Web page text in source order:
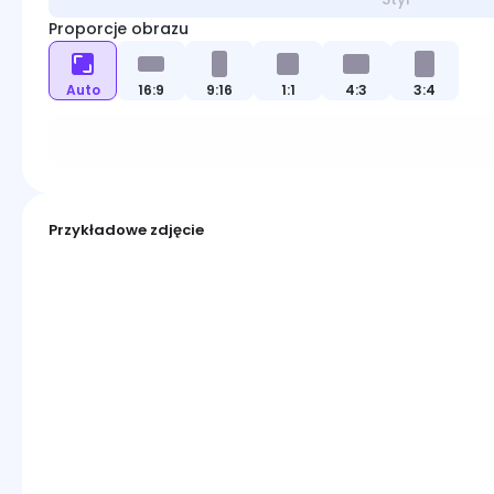
Narzędzia graficzne
Modele obrazów
Proporcje obrazu
Auto 16:9 9:16 1:1 4:3 3:4
Przykładowe zdjęcie